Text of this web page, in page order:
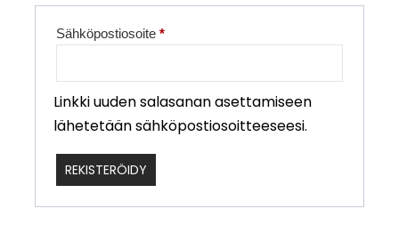
Sähköpostiosoite *Vaaditaan
Linkki uuden salasanan asettamiseen
lähetetään sähköpostiosoitteeseesi.
REKISTERÖIDY